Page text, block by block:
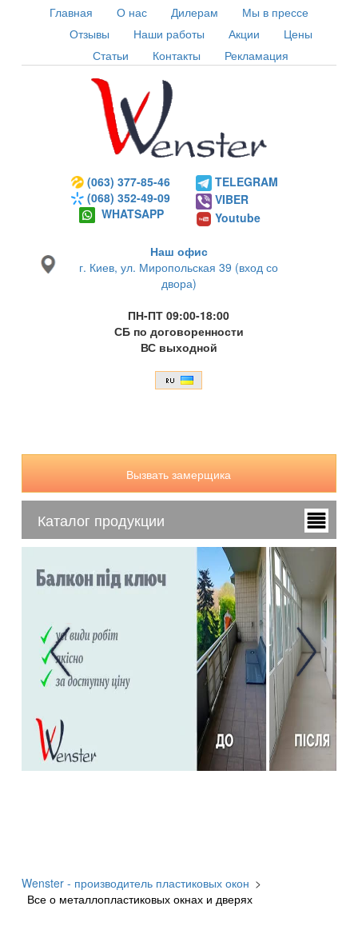
Главная О нас Дилерам
Мы в прессе
Отзывы
Наши работы Акции
Цены
Статьи
Контакты Рекламация
(063) 377-85-46
(068) 352-49-09
WHATSAPP
TELEGRAM
VIBER
Youtube
Наш офис
г. Киев, ул. Миропольская 39 (вход со
двора)
ПН-ПТ 09:00-18:00
СБ по договоренности
ВС выходной
Вызвать замерщика
Каталог продукции
Wenster - производитель пластиковых окон >
Все о металлопластиковых окнах и дверях